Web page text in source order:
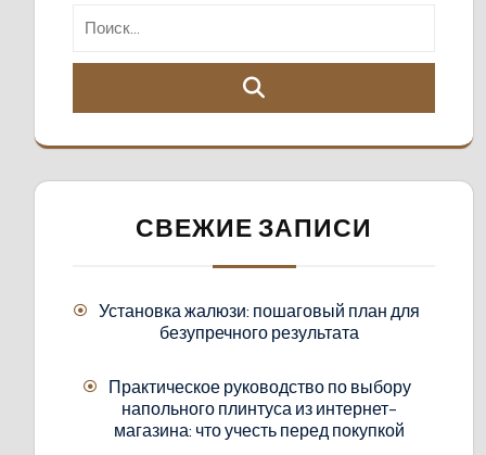
СВЕЖИЕ ЗАПИСИ
Установка жалюзи: пошаговый план для
безупречного результата
Практическое руководство по выбору
напольного плинтуса из интернет-
магазина: что учесть перед покупкой